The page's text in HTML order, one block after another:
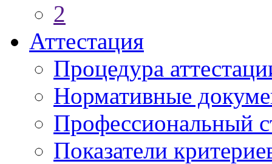
2
Аттестация
Процедура
Нормативные
Профессиональный
Показатели